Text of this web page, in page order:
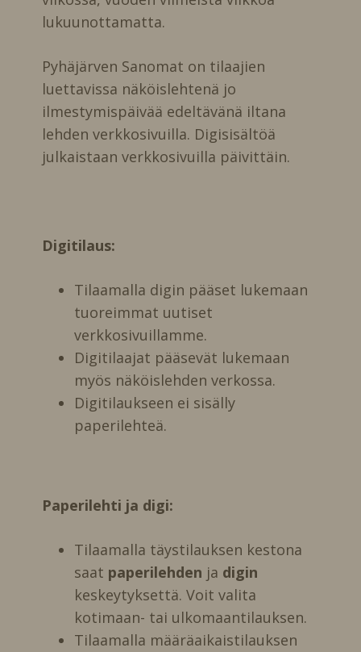
lukuunottamatta.
Pyhäjärven Sanomat on tilaajien
luettavissa näköislehtenä jo
ilmestymispäivää edeltävänä iltana
lehden verkkosivuilla. Digisisältöä
julkaistaan verkkosivuilla päivittäin.
Digitilaus:
Tilaamalla digin pääset lukemaan
tuoreimmat uutiset
verkkosivuillamme.
Digitilaajat pääsevät lukemaan
myös näköislehden verkossa.
Digitilaukseen ei sisälly
paperilehteä.
Paperilehti ja digi:
Tilaamalla täystilauksen kestona
saat paperilehden ja digin
keskeytyksettä. Voit valita
kotimaan- tai ulkomaantilauksen.
Tilaamalla määräaikaistilauksen